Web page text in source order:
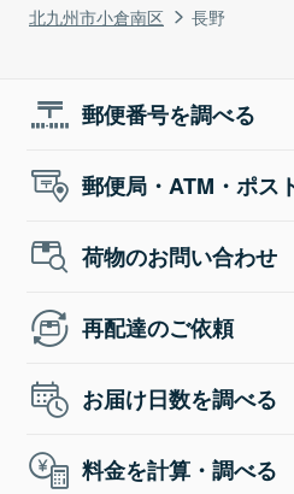
北九州市小倉南区
長野
郵便番号を調べる
郵便局・ATM・ポス
荷物のお問い合わせ
再配達のご依頼
お届け日数を調べる
料金を計算・調べる